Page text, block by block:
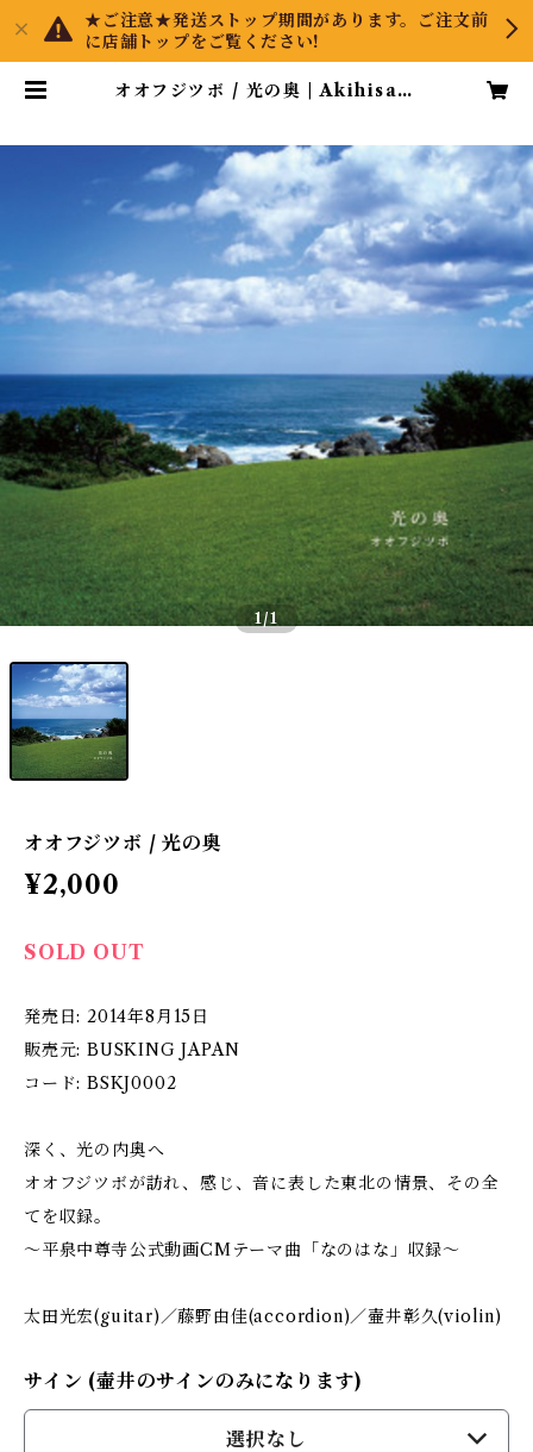
★ご注意★発送ストップ期間があります。ご注文前
に店舗トップをご覧ください!
オオフジツボ / 光の奥 | Akihisa T
1/1
オオフジツボ / 光の奥
¥2,000
SOLD OUT
発売日: 2014年8月15日
販売元: BUSKING JAPAN
コード: BSKJ0002
深く、光の内奥へ
オオフジツボが訪れ、感じ、音に表した東北の情景、その全
てを収録。
～平泉中尊寺公式動画CMテーマ曲「なのはな」収録～
太田光宏(guitar)／藤野由佳(accordion)／壷井彰久(violin)
サイン (壷井のサインのみになります)
選択なし